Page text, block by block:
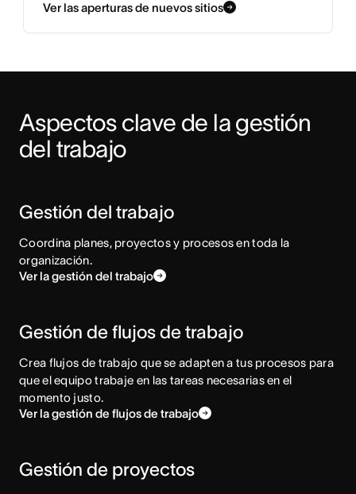
Ver las aperturas de nuevos sitios
Aspectos clave de la gestión
del trabajo
Gestión del trabajo
Coordina planes, proyectos y procesos en toda la
organización.
Ver la gestión del trabajo
Gestión de flujos de trabajo
Crea flujos de trabajo que se adapten a tus procesos para
que el equipo trabaje en las tareas necesarias en el
momento justo.
Ver la gestión de flujos de trabajo
Gestión de proyectos